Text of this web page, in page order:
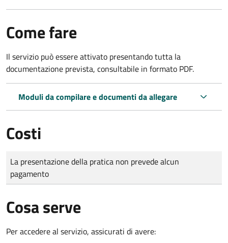
Come fare
Il servizio può essere attivato presentando tutta la
documentazione prevista, consultabile in formato PDF.
Moduli da compilare e documenti da allegare
Costi
Tipo di pagamento
Importo
La presentazione della pratica non prevede alcun
pagamento
Cosa serve
Per accedere al servizio, assicurati di avere: